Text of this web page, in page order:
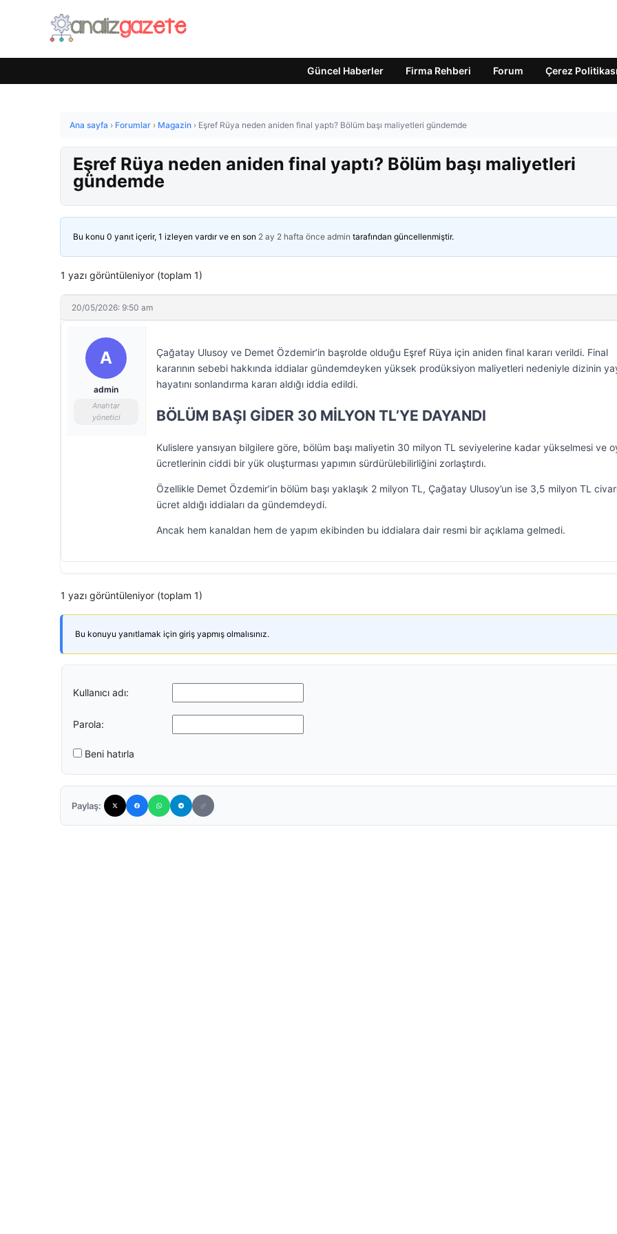
Güncel Haberler Firma Rehberi Forum Çerez Politikası
Ana sayfa › Forumlar › Magazin › Eşref Rüya neden aniden final yaptı? Bölüm başı maliyetleri gündemde
Eşref Rüya neden aniden final yaptı? Bölüm başı maliyetleri
gündemde
Bu konu 0 yanıt içerir, 1 izleyen vardır ve en son 2 ay 2 hafta önce admin tarafından güncellenmiştir.
1 yazı görüntüleniyor (toplam 1)
20/05/2026: 9:50 am
A
admin
Anahtar
yönetici
Çağatay Ulusoy ve Demet Özdemir’in başrolde olduğu Eşref Rüya için aniden final kararı verildi. Final
kararının sebebi hakkında iddialar gündemdeyken yüksek prodüksiyon maliyetleri nedeniyle dizinin
hayatını sonlandırma kararı aldığı iddia edildi.
BÖLÜM BAŞI GİDER 30 MİLYON TL’YE DAYANDI
Kulislere yansıyan bilgilere göre, bölüm başı maliyetin 30 milyon TL seviyelerine kadar yükselmesi ve
ücretlerinin ciddi bir yük oluşturması yapımın sürdürülebilirliğini zorlaştırdı.
Özellikle Demet Özdemir’in bölüm başı yaklaşık 2 milyon TL, Çağatay Ulusoy’un ise 3,5 milyon TL
ücret aldığı iddiaları da gündemdeydi.
Ancak hem kanaldan hem de yapım ekibinden bu iddialara dair resmi bir açıklama gelmedi.
1 yazı görüntüleniyor (toplam 1)
Bu konuyu yanıtlamak için giriş yapmış olmalısınız.
Kullanıcı adı:
Parola:
Beni hatırla
Paylaş: